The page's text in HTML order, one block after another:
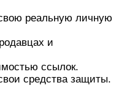
реальную личную
и
ссылок.
средства защиты.